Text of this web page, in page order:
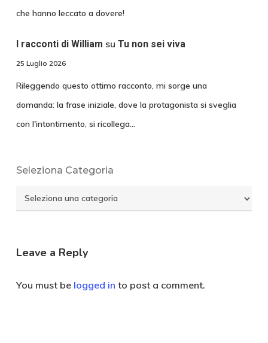
che hanno leccato a dovere!
I racconti di William su Tu non sei viva
25 Luglio 2026
Rileggendo questo ottimo racconto, mi sorge una
domanda: la frase iniziale, dove la protagonista si sveglia
con l'intontimento, si ricollega…
Seleziona Categoria
Seleziona
Categoria
Leave a Reply
You must be logged in to post a comment.